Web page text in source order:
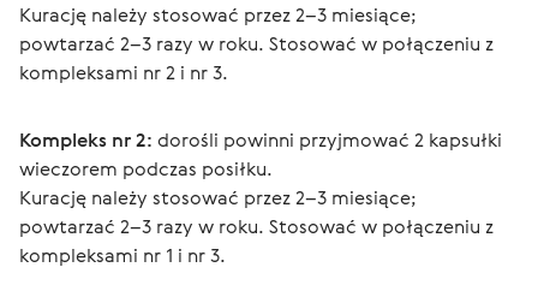
Kurację należy stosować przez 2–3 miesiące;
powtarzać 2–3 razy w roku. Stosować w połączeniu z
kompleksami nr 2 i nr 3.
Kompleks nr 2: dorośli powinni przyjmować 2 kapsułki
wieczorem podczas posiłku.
Kurację należy stosować przez 2–3 miesiące;
powtarzać 2–3 razy w roku. Stosować w połączeniu z
kompleksami nr 1 i nr 3.